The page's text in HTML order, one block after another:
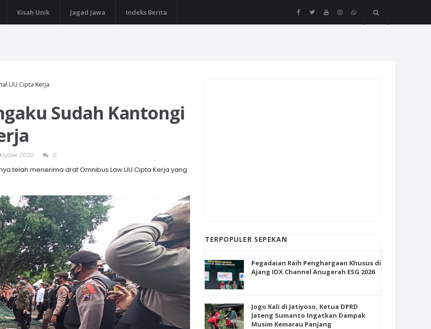
Kisah Unik Jagad Jawa Indeks Berita
UU Cipta Kerja
Sudah Kantongi
2020 0
telah menerima draf Omnibus Law UU Cipta Kerja yang
TERPOPULER SEPEKAN
Pegadaian Raih Penghargaan Khusus di
Ajang IDX Channel Anugerah ESG 2026
Jogo Kali di Jatiyoso, Ketua DPRD
Jateng Sumanto Ingatkan Dampak
Musim Kemarau Panjang